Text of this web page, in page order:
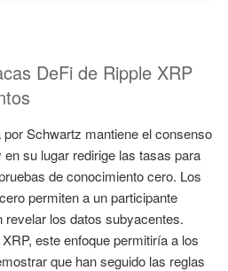
DeFi de Ripple XRP
Schwartz mantiene el consenso
su lugar redirige las tasas para
de conocimiento cero. Los
permiten a un participante
los datos subyacentes.
este enfoque permitiría a los
que han seguido las reglas